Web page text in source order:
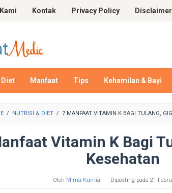
Kontak Privacy Policy Disclaimer
Diet Manfaat Tips Kehamilan & Bayi
/ NUTRISI & DIET / 7 MANFAAT VITAMIN K BAGI TULANG,
Vitamin K Bagi
Kesehatan
Oleh Mirna Kurnia Diposting pada 21